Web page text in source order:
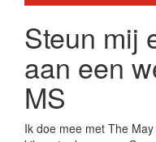
Steun mij
aan een
MS
Ik doe mee met The